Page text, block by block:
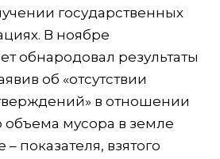
государственных
В ноябре
обнародовал результаты
об «отсутствии
в отношении
объема мусора в земле
показателя, взятого